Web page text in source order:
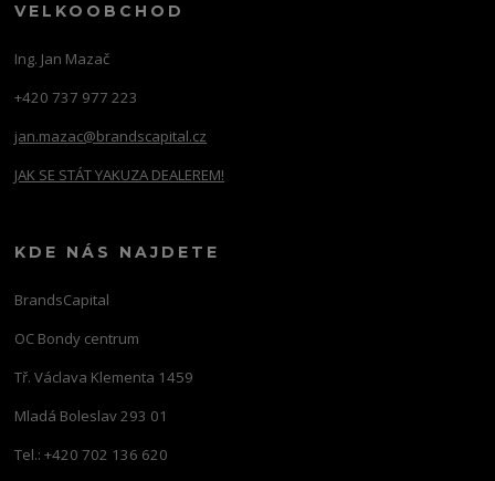
VELKOOBCHOD
Ing. Jan Mazač
+420 737 977 223
jan.mazac@brandscapital.cz
JAK SE STÁT YAKUZA DEALEREM!
KDE NÁS NAJDETE
BrandsCapital
OC Bondy centrum
Tř. Václava Klementa 1459
Mladá Boleslav 293 01
Tel.: +420 702 136 620